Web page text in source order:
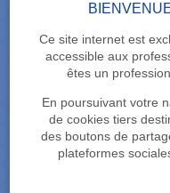
Ce site internet est
accessible aux
êtes un
En poursuivant votre
de cookies tiers
des boutons de
plateformes